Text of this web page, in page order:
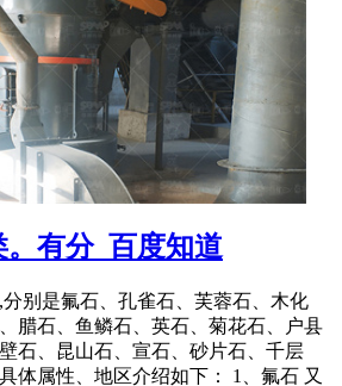
有分_百度知道
别是氟石、孔雀石、芙蓉石、木化
腊石、鱼鳞石、英石、菊花石、户县
石、昆山石、宣石、砂片石、千层
体属性、地区介绍如下： 1、氟石 又